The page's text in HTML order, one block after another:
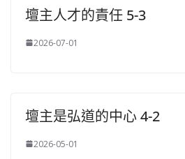
壇主人才的責任 5-3
2026-07-01
壇主是弘道的中心 4-2
2026-05-01